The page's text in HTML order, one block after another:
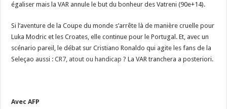
égaliser mais la VAR annule le but du bonheur des Vatreni (90e+14).
Si l’aventure de la Coupe du monde s’arrête là de manière cruelle pour
Luka Modric et les Croates, elle continue pour le Portugal. Et, avec un
scénario pareil, le débat sur Cristiano Ronaldo qui agite les fans de la
Seleçao aussi :CR7, atout ou handicap ? La VAR tranchera a posteriori.
Avec AFP